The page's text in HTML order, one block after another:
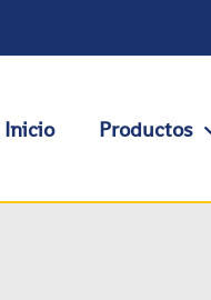
Inicio Productos